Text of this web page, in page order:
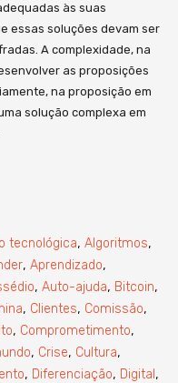
às suas
essas soluções devam ser
A complexidade, na
as proposições
na proposição em
solução complexa em
tecnológica, Algoritmos,
, Aprendizado,
, Auto-ajuda, Bitcoin,
, Clientes, Comissão,
, Comprometimento,
, Crise, Cultura,
, Diferenciação, Digital ,